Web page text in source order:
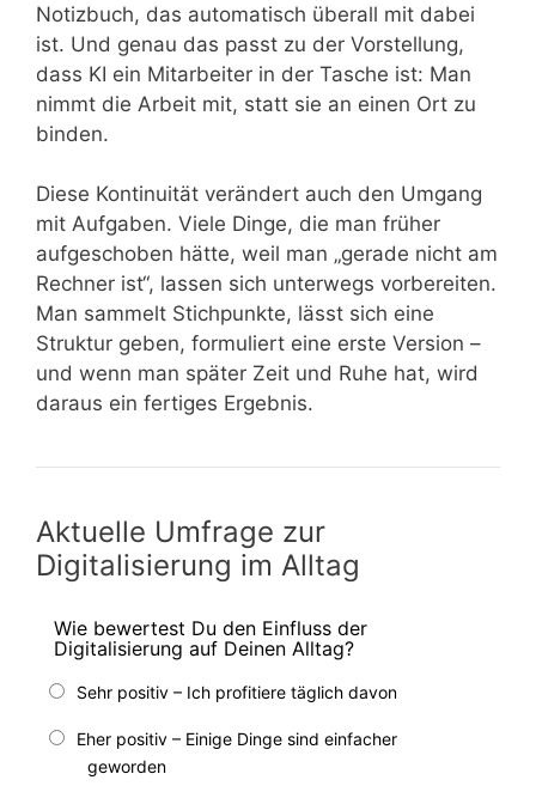
Notizbuch, das automatisch überall mit dabei
ist. Und genau das passt zu der Vorstellung,
dass KI ein Mitarbeiter in der Tasche ist: Man
nimmt die Arbeit mit, statt sie an einen Ort zu
binden.
Diese Kontinuität verändert auch den Umgang
mit Aufgaben. Viele Dinge, die man früher
aufgeschoben hätte, weil man „gerade nicht am
Rechner ist“, lassen sich unterwegs vorbereiten.
Man sammelt Stichpunkte, lässt sich eine
Struktur geben, formuliert eine erste Version –
und wenn man später Zeit und Ruhe hat, wird
daraus ein fertiges Ergebnis.
Aktuelle Umfrage zur
Digitalisierung im Alltag
Wie bewertest Du den Einfluss der
Digitalisierung auf Deinen Alltag?
Sehr positiv – Ich profitiere täglich davon
Eher positiv – Einige Dinge sind einfacher
geworden